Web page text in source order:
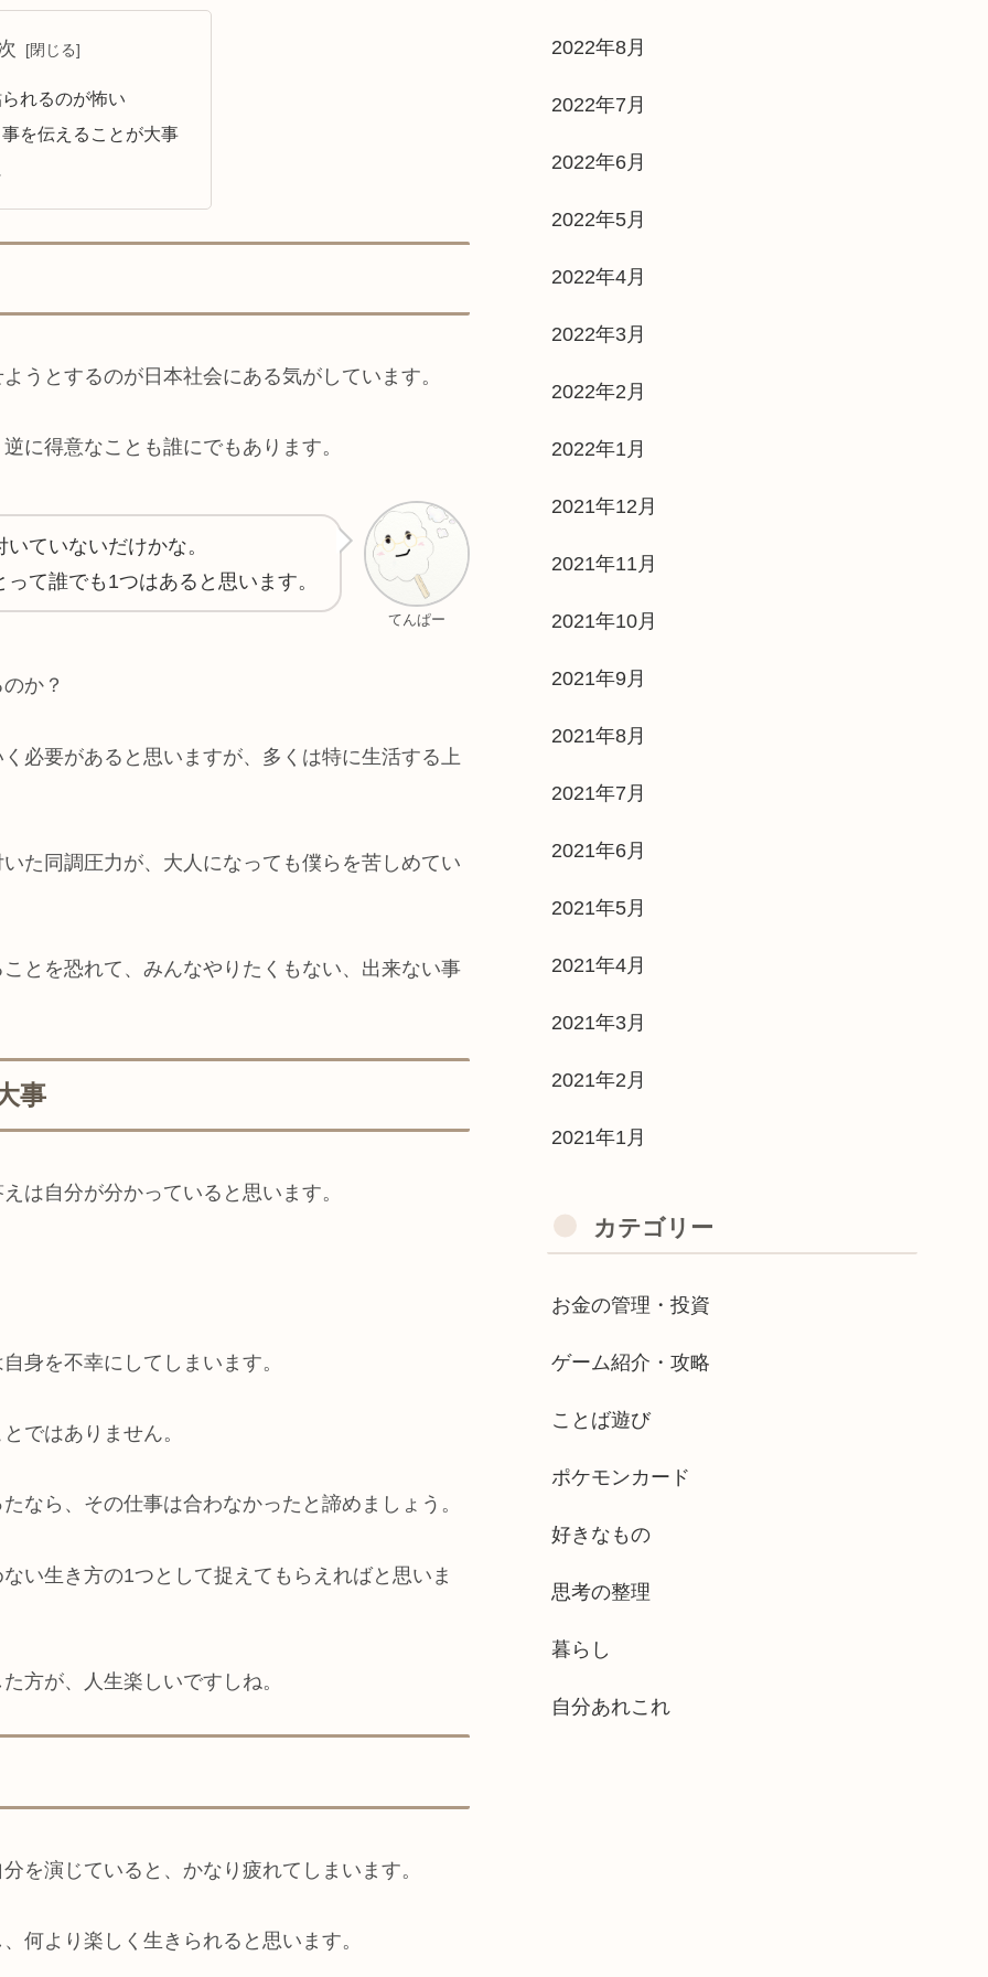
れるのが怖い
を伝えることが大事
うとするのが日本社会にある気がしています。
に得意なことも誰にでもあります。
てんぱー
ていないだけかな。
て誰でも1つはあると思います。
か？
必要があると思いますが、多くは特に生活する上
た同調圧力が、大人になっても僕らを苦しめてい
とを恐れて、みんなやりたくもない、出来ない事
事
は自分が分かっていると思います。
身を不幸にしてしまいます。
ではありません。
なら、その仕事は合わなかったと諦めましょう。
い生き方の1つとして捉えてもらえればと思いま
方が、人生楽しいですしね。
を演じていると、かなり疲れてしまいます。
何より楽しく生きられると思います。
2022年8月
2022年7月
2022年6月
2022年5月
2022年4月
2022年3月
2022年2月
2022年1月
2021年12月
2021年11月
2021年10月
2021年9月
2021年8月
2021年7月
2021年6月
2021年5月
2021年4月
2021年3月
2021年2月
2021年1月
カテゴリー
お金の管理・投資
ゲーム紹介・攻略
ことば遊び
ポケモンカード
好きなもの
思考の整理
暮らし
自分あれこれ